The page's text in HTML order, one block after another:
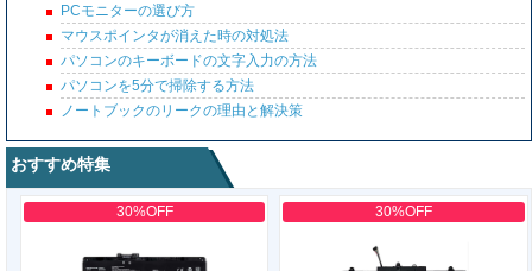
PCモニターの選び方
マウスポインタが消えた時の対処法
パソコンのキーボードの文字入力の方法
パソコンを5分で掃除する方法
ノートブックのリークの理由と解決策
おすすめ特集
30%OFF 30%OFF